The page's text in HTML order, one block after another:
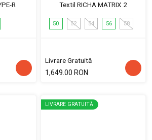
R
Textil RICHA MATRIX 2
50 52 54 56 58
Livrare Gratuită
1,649.00 RON
LIVRARE GRATUITĂ